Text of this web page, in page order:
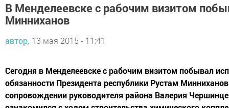
В Менделеевске с рабочим визитом
Минниханов
автор, 13 мая 2015 - 11:41
Сегодня в Менделеевске с рабочим визитом побывал
обязанности Президента республики Рустам
сопровождении руководителя района Валерия